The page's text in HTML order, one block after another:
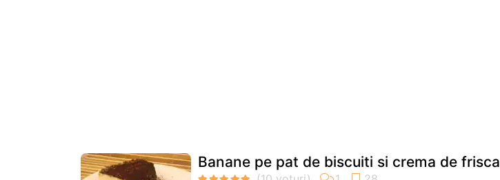
Banane pe pat de biscuiti si crema de frisca